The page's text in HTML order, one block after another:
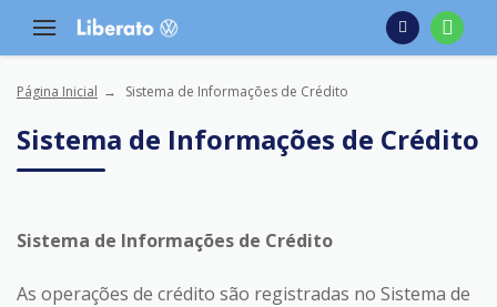
Página Inicial Sistema de Informações de Crédito
Sistema de Informações de Crédito
Sistema de Informações de Crédito
As operações de crédito são registradas no Sistema de